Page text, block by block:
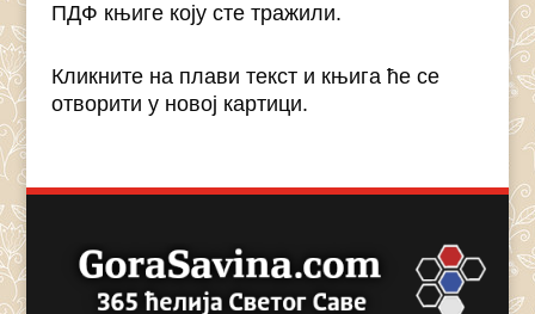
ПДФ књиге коју сте тражили.
Кликните на плави текст и књига ће се
отворити у новој картици.